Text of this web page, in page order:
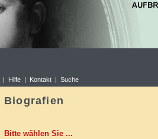
| Hilfe | Kontakt | Suche
Biografien
Bitte wählen Sie ...